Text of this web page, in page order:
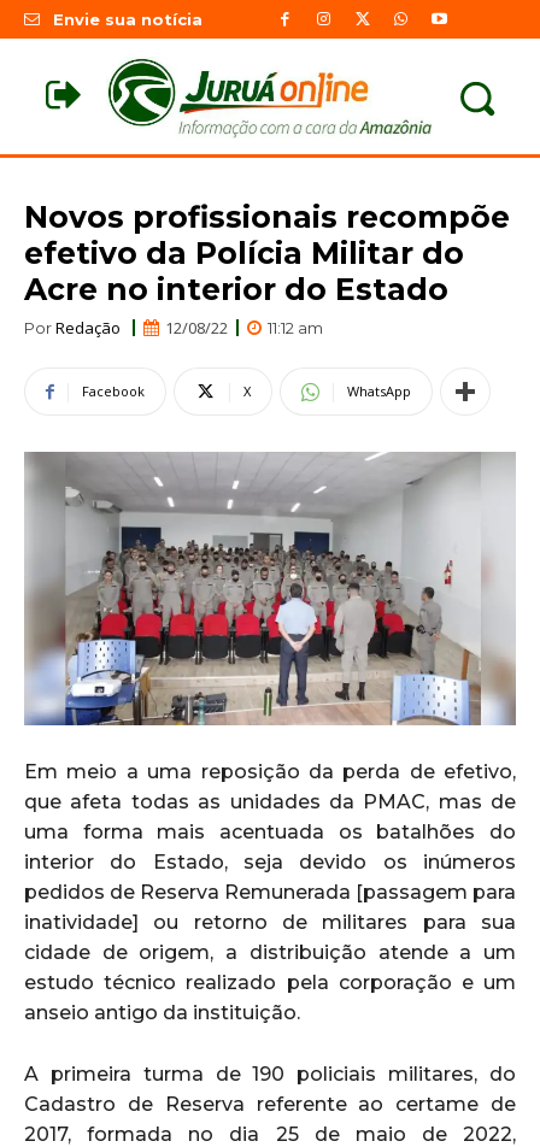
Envie sua notícia
Novos profissionais recompõe
efetivo da Polícia Militar do
Acre no interior do Estado
PorRedação 12/08/22 11:12 am
Facebook X WhatsApp
Em meio a uma reposição da perda de efetivo,
que afeta todas as unidades da PMAC, mas de
uma forma mais acentuada os batalhões do
interior do Estado, seja devido os inúmeros
pedidos de Reserva Remunerada [passagem para
inatividade] ou retorno de militares para sua
cidade de origem, a distribuição atende a um
estudo técnico realizado pela corporação e um
anseio antigo da instituição.
A primeira turma de 190 policiais militares, do
Cadastro de Reserva referente ao certame de
2017, formada no dia 25 de maio de 2022,